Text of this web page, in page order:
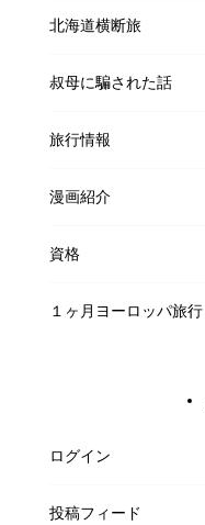
北海道横断旅
叔母に騙された話
旅行情報
漫画紹介
資格
１ヶ月ヨーロッパ旅行
ログイン
投稿フィード